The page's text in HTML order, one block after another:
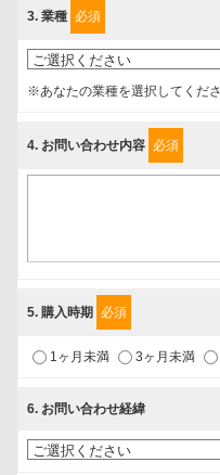
事業者名
富士ソフト株式会社
個人情報保護責任者
個人情報保護管理担当役員
1.当社が取り扱う商品・サー
2.当社が開催（主催・共催・
のお知らせ
4.お客様満足度調査等のアンケ
5.お問い合わせまたはご依頼等
3. 業種 必須
※あなたの業種を選択してくださ
4. お問い合わせ内容 必須
5. 購入時期 必須
1ヶ月未満 3ヶ月未満
6. お問い合わせ経緯